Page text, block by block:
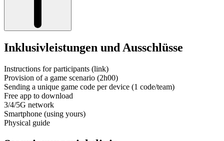
Inklusivleistungen und Ausschlüsse
Instructions for participants (link)
Provision of a game scenario (2h00)
Sending a unique game code per device (1 code/team)
Free app to download
3/4/5G network
Smartphone (using yours)
Physical guide